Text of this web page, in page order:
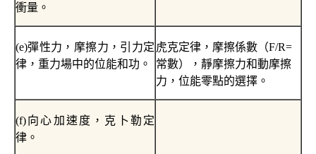
衝量。
(e)彈性力，摩擦力，引力定
律，重力場中的位能和功。
虎克定律，摩擦係數（F/R=
常數），靜摩擦力和動摩擦
力，位能零點的選擇。
(f)向心加速度，克卜勒定
律。